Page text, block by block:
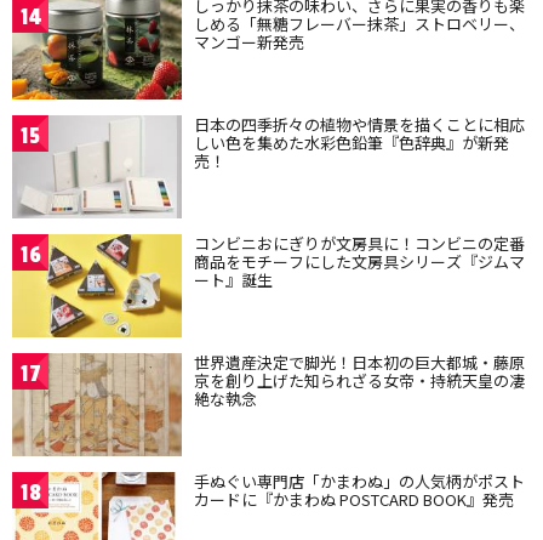
14 しっかり抹茶の味わい、さらに果実の香りも楽
しめる「無糖フレーバー抹茶」ストロベリー、
マンゴー新発売
15 日本の四季折々の植物や情景を描くことに相応
しい色を集めた水彩色鉛筆『色辞典』が新発
売！
16 コンビニおにぎりが文房具に！コンビニの定番
商品をモチーフにした文房具シリーズ『ジムマ
ート』誕生
17 世界遺産決定で脚光！日本初の巨大都城・藤原
京を創り上げた知られざる女帝・持統天皇の凄
絶な執念
18 手ぬぐい専門店「かまわぬ」の人気柄がポスト
カードに『かまわぬ POSTCARD BOOK』発売